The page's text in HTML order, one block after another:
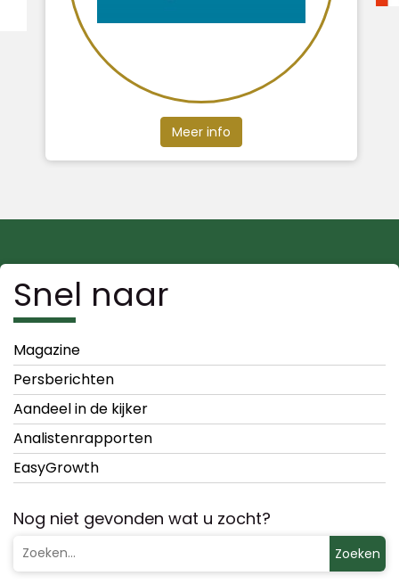
Meer info
Snel naar
Magazine
Persberichten
Aandeel in de kijker
Analistenrapporten
EasyGrowth
Nog niet gevonden wat u zocht?
Zoeken